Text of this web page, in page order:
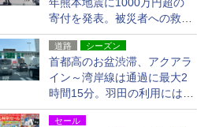
寄付を発表。被災者への救援
活動・復旧支援
道路 シーズン
首都高のお盆渋滞、アクアラ
イン～湾岸線は通過に最大2
時間15分。羽田の利用には
「空港西出口」の利用検討を
セール